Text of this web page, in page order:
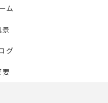
ム
グ
要